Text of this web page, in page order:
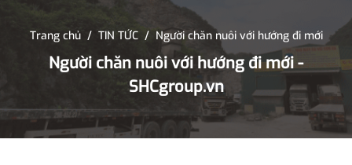
Trang chủ / TIN TỨC / Người chăn nuôi với hướng đi mới
Người chăn nuôi với hướng đi mới -
SHCgroup.vn